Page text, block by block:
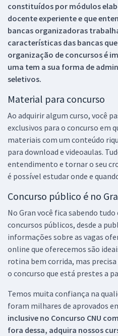
constituídos por módulos
docente experiente e que
bancas organizadoras
características das bancas
organização de concursos é
uma tem a sua forma de
seletivos.
Material para concurso
Ao adquirir algum curso, você
exclusivos para o concurso em
materiais com um conteúdo
para download e videoaulas.
entendimento e tornar o seu
é possível estudar onde e
Concurso público é no
No Gran você fica sabendo tudo
concursos públicos, desde a
informações sobre as vagas
online que oferecemos são
rotina bem corrida, mas
o concurso que está prestes a
Temos muita confiança na
foram milhares de aprovados
inclusive no Concurso CNU
fora dessa, adquira nossos